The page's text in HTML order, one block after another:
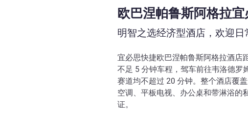
欧巴涅帕鲁斯阿格拉
明智之选经济型酒店，欢迎日
宜必思快捷欧巴涅帕鲁斯阿格拉酒店
不足 5 分钟车程，驾车前往韦洛德罗
赛道均不超过 20 分钟。整个酒店覆
空调、平板电视、办公桌和带淋浴的
证。